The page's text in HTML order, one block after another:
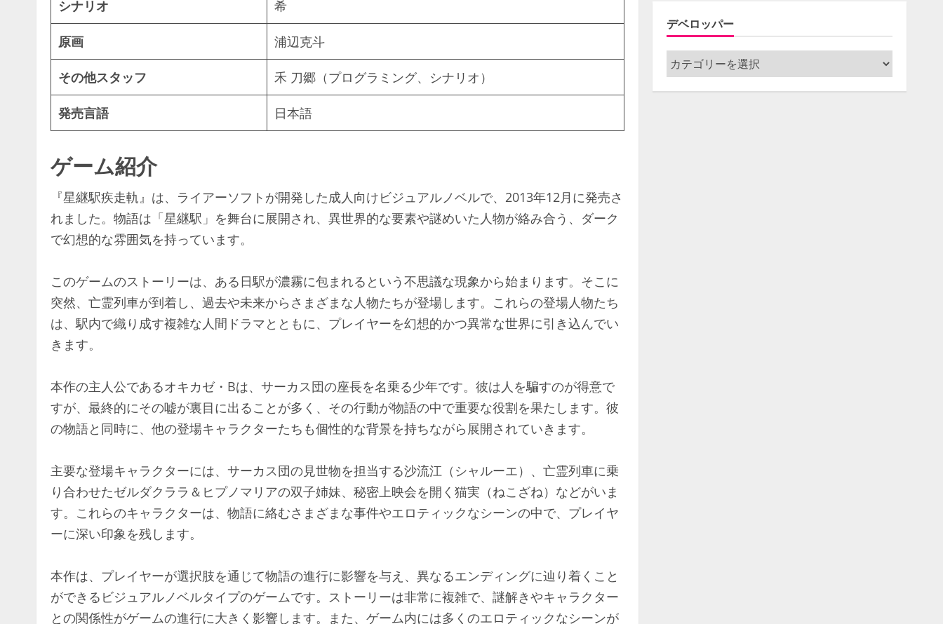
シナリオ 希
原画 浦辺克斗
その他スタッフ 禾 刀郷（プログラミング、シナリオ）
発売言語 日本語
ゲーム紹介
『星継駅疾走軌』は、ライアーソフトが開発した成人向けビジュアルノベルで、2013年12月に発売さ
れました。物語は「星継駅」を舞台に展開され、異世界的な要素や謎めいた人物が絡み合う、ダーク
で幻想的な雰囲気を持っています。
このゲームのストーリーは、ある日駅が濃霧に包まれるという不思議な現象から始まります。そこに
突然、亡霊列車が到着し、過去や未来からさまざまな人物たちが登場します。これらの登場人物たち
は、駅内で織り成す複雑な人間ドラマとともに、プレイヤーを幻想的かつ異常な世界に引き込んでい
きます。
本作の主人公であるオキカゼ・Bは、サーカス団の座長を名乗る少年です。彼は人を騙すのが得意で
すが、最終的にその嘘が裏目に出ることが多く、その行動が物語の中で重要な役割を果たします。彼
の物語と同時に、他の登場キャラクターたちも個性的な背景を持ちながら展開されていきます。
主要な登場キャラクターには、サーカス団の見世物を担当する沙流江（シャルーエ）、亡霊列車に乗
り合わせたゼルダクララ＆ヒプノマリアの双子姉妹、秘密上映会を開く猫実（ねこざね）などがいま
す。これらのキャラクターは、物語に絡むさまざまな事件やエロティックなシーンの中で、プレイヤ
ーに深い印象を残します。
本作は、プレイヤーが選択肢を通じて物語の進行に影響を与え、異なるエンディングに辿り着くこと
ができるビジュアルノベルタイプのゲームです。ストーリーは非常に複雑で、謎解きやキャラクター
との関係性がゲームの進行に大きく影響します。また、ゲーム内には多くのエロティックなシーンが
デベロッパー
デ
ベ